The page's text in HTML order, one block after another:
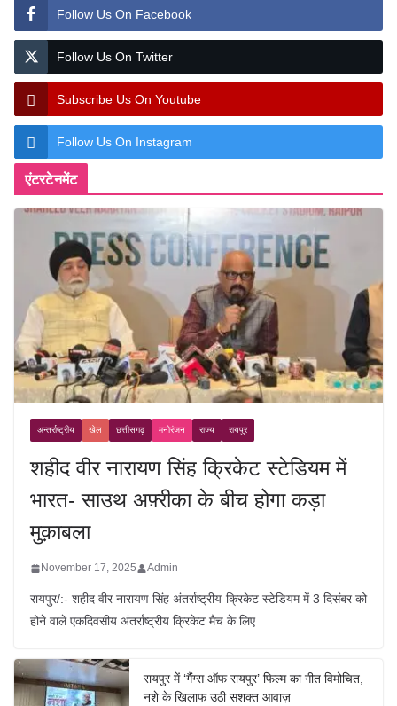
Follow Us On Facebook
Follow Us On Twitter
Subscribe Us On Youtube
Follow Us On Instagram
एंटरटेनमेंट
अन्तर्राष्ट्रीय खेल छत्तीसगढ़ मनोरंजन राज्य रायपुर
शहीद वीर नारायण सिंह क्रिकेट स्टेडियम में
भारत- साउथ अफ़्रीका के बीच होगा कड़ा
मुक़ाबला
November 17, 2025 Admin
रायपुर/:- शहीद वीर नारायण सिंह अंतर्राष्ट्रीय क्रिकेट स्टेडियम में 3 दिसंबर को
होने वाले एकदिवसीय अंतर्राष्ट्रीय क्रिकेट मैच के लिए
रायपुर में ‘गैंग्स ऑफ रायपुर’ फिल्म का गीत विमोचित,
नशे के खिलाफ उठी सशक्त आवाज़